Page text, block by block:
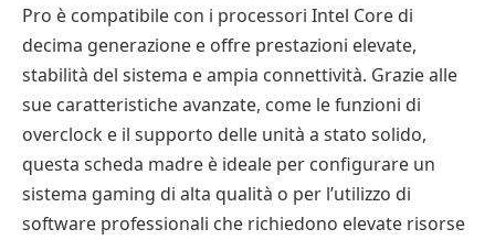
Pro è compatibile con i processori Intel Core di
decima generazione e offre prestazioni elevate,
stabilità del sistema e ampia connettività. Grazie alle
sue caratteristiche avanzate, come le funzioni di
overclock e il supporto delle unità a stato solido,
questa scheda madre è ideale per configurare un
sistema gaming di alta qualità o per l’utilizzo di
software professionali che richiedono elevate risorse